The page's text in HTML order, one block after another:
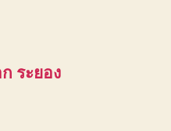
ระยอง